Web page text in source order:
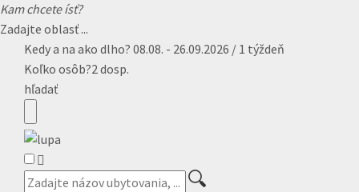
Kam chcete ísť?
Zadajte oblasť ...
Kedy a na ako dlho? 08.08. - 26.09.2026 / 1 týždeň
Koľko osôb?2 dosp.
hľadať